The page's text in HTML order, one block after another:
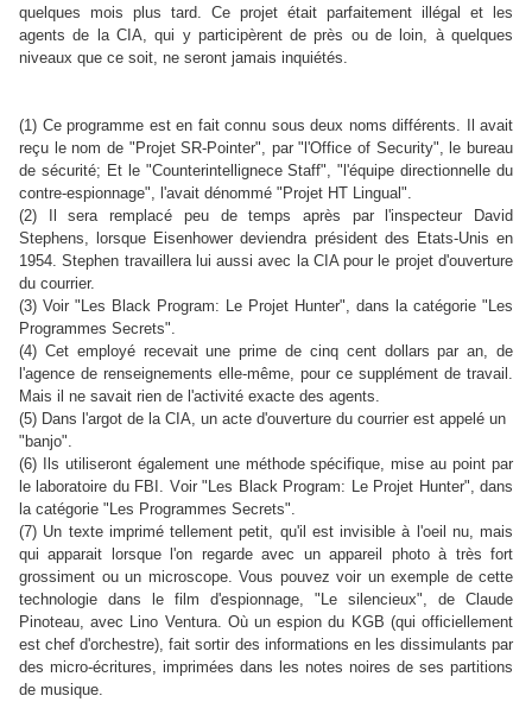
quelques mois plus tard. Ce projet était parfaitement illégal et les
agents de la CIA, qui y participèrent de près ou de loin, à quelques
niveaux que ce soit, ne seront jamais inquiétés.
(1) Ce programme est en fait connu sous deux noms différents. Il avait
reçu le nom de "Projet SR-Pointer", par "l'Office of Security", le bureau
de sécurité; Et le "Counterintellignece Staff", "l'équipe directionnelle du
contre-espionnage", l'avait dénommé "Projet HT Lingual".
(2) Il sera remplacé peu de temps après par l'inspecteur David
Stephens, lorsque Eisenhower deviendra président des Etats-Unis en
1954. Stephen travaillera lui aussi avec la CIA pour le projet d'ouverture
du courrier.
(3) Voir "Les Black Program: Le Projet Hunter", dans la catégorie "Les
Programmes Secrets".
(4) Cet employé recevait une prime de cinq cent dollars par an, de
l'agence de renseignements elle-même, pour ce supplément de travail.
Mais il ne savait rien de l'activité exacte des agents.
(5) Dans l'argot de la CIA, un acte d'ouverture du courrier est appelé un
"banjo".
(6) Ils utiliseront également une méthode spécifique, mise au point par
le laboratoire du FBI. Voir "Les Black Program: Le Projet Hunter", dans
la catégorie "Les Programmes Secrets".
(7) Un texte imprimé tellement petit, qu'il est invisible à l'oeil nu, mais
qui apparait lorsque l'on regarde avec un appareil photo à très fort
grossiment ou un microscope. Vous pouvez voir un exemple de cette
technologie dans le film d'espionnage, "Le silencieux", de Claude
Pinoteau, avec Lino Ventura. Où un espion du KGB (qui officiellement
est chef d'orchestre), fait sortir des informations en les dissimulants par
des micro-écritures, imprimées dans les notes noires de ses partitions
de musique.